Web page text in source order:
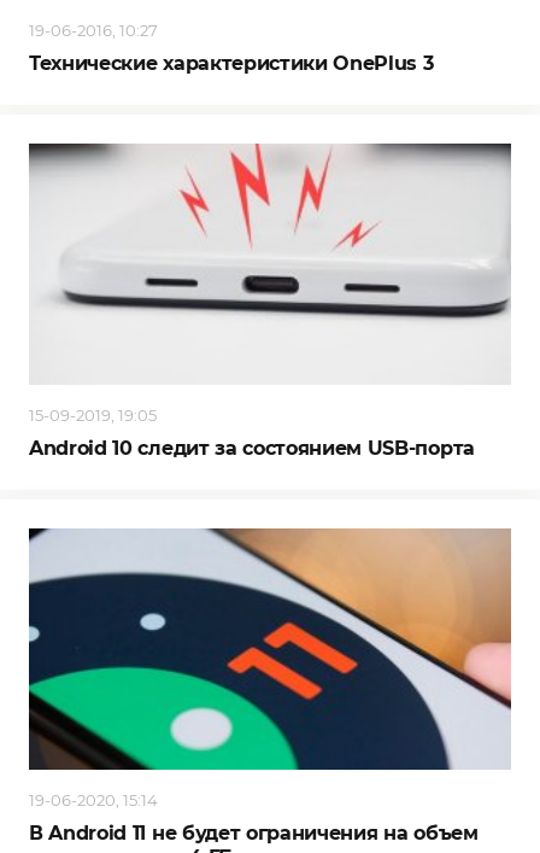
19-06-2016, 10:27
Технические характеристики OnePlus 3
15-09-2019, 19:05
Android 10 следит за состоянием USB-порта
19-06-2020, 15:14
В Android 11 не будет ограничения на объем